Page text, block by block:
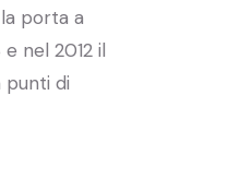
porta a
nel 2012 il
punti di